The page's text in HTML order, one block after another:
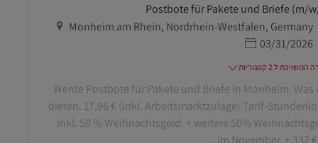
Postbote für Pakete und Briefe (m/
מיקום
Monheim am Rhein, Nordrhein-Westfalen, Germany
תאריך פרסום
03/31/2026
ל 2 קטגוריות
Werde Postbote für Pakete und Briefe in Monheim. Was
bieten. 17,96 € (inkl. Arbeitsmarktzulage) Tarif-
inkl. 50 % Weihnachtsgeld. + weitere 50%
im November. + 332 €